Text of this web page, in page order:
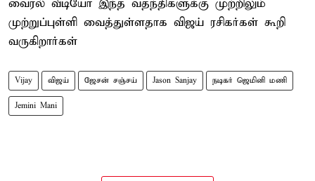
வைரல் வீடியோ இந்த வதந்திகளுக்கு முற்றிலும்
முற்றுப்புள்ளி வைத்துள்ளதாக விஜய் ரசிகர்கள் கூறி
வருகிறார்கள்
Vijay விஜய் ஜேசன் சஞ்சய் Jason Sanjay நடிகர் ஜெமினி மணி
Jemini Mani